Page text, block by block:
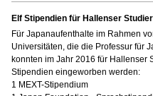
Elf Stipendien für Hallenser
Für Japanaufenthalte im Rahmen
Universitäten, die die Professur für
konnten im Jahr 2016 für Hallenser
Stipendien eingeworben werden:
1 MEXT-Stipendium